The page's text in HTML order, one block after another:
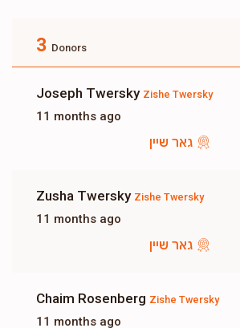
3 Donors
Joseph Twersky Zishe Twersky
11 months ago
גאר שיין
Zusha Twersky Zishe Twersky
11 months ago
גאר שיין
Chaim Rosenberg Zishe Twersky
11 months ago